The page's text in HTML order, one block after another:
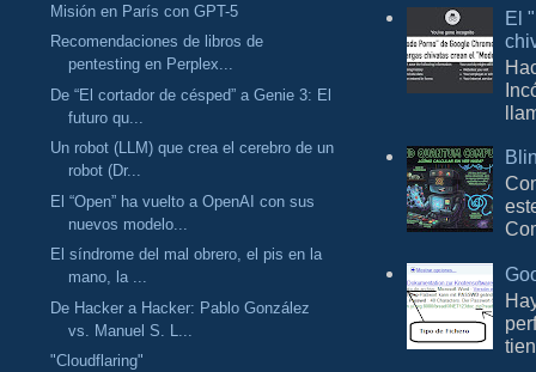
Misión en París con GPT-5
Recomendaciones de libros de
pentesting en Perplex...
De “El cortador de césped” a Genie 3: El
futuro qu...
Un robot (LLM) que crea el cerebro de un
robot (Dr...
El “Open” ha vuelto a OpenAI con sus
nuevos modelo...
El síndrome del mal obrero, el pis en la
mano, la ...
De Hacker a Hacker: Pablo González
vs. Manuel S. L...
"Cloudflaring"
El